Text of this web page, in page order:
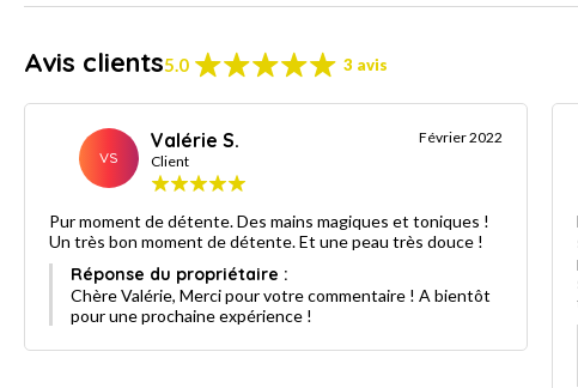
Avis clients5.0 3 avis
VS
Valérie S.
Client
Février 2022
Pur moment de détente. Des mains magiques et toniques !
Un très bon moment de détente. Et une peau très douce !
Réponse du propriétaire :
Chère Valérie, Merci pour votre commentaire ! A bientôt
pour une prochaine expérience !